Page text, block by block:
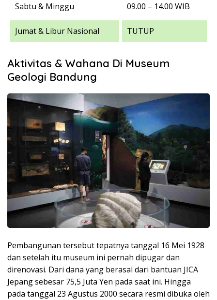
Sabtu & Minggu 09.00 – 14.00 WIB
Jumat & Libur Nasional TUTUP
Aktivitas & Wahana Di Museum
Geologi Bandung
Pembangunan tersebut tepatnya tanggal 16 Mei 1928
dan setelah itu museum ini pernah dipugar dan
direnovasi. Dari dana yang berasal dari bantuan JICA
Jepang sebesar 75,5 Juta Yen pada saat ini. Hingga
pada tanggal 23 Agustus 2000 secara resmi dibuka oleh